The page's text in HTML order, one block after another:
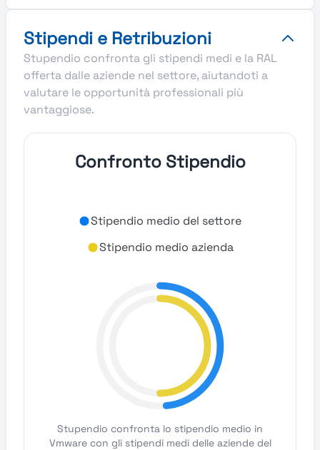
Stipendi e Retribuzioni
Stupendio confronta gli stipendi medi e la RAL
offerta dalle aziende nel settore, aiutandoti a
valutare le opportunità professionali più
vantaggiose.
Confronto Stipendio
Stipendio medio del settore
Stipendio medio azienda
Stupendio confronta lo stipendio medio in
Vmware con gli stipendi medi delle aziende del